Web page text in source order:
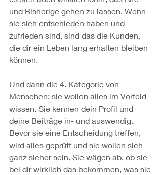
und Bisherige gehen zu lassen. Wenn
sie sich entschieden haben und
zufrieden sind, sind das die Kunden,
die dir ein Leben lang erhalten bleiben
können.
Und dann die 4. Kategorie von
Menschen: sie wollen alles im Vorfeld
wissen. Sie kennen dein Profil und
deine Beiträge in- und auswendig.
Bevor sie eine Entscheidung treffen,
wird alles geprüft und sie wollen sich
ganz sicher sein. Sie wägen ab, ob sie
bei dir wirklich das bekommen, was sie